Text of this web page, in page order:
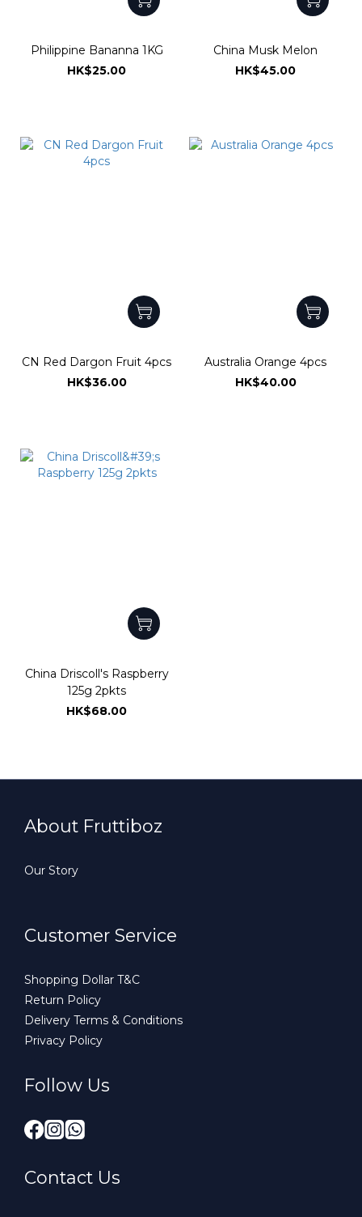
Philippine Bananna 1KG
HK$25.00
China Musk Melon
HK$45.00
CN Red Dargon Fruit 4pcs
HK$36.00
Australia Orange 4pcs
HK$40.00
China Driscoll's Raspberry
125g 2pkts
HK$68.00
About Fruttiboz
Our Story
Customer Service
Shopping Dollar T&C
Return Policy
Delivery Terms & Conditions
Privacy Policy
Follow Us
Contact Us